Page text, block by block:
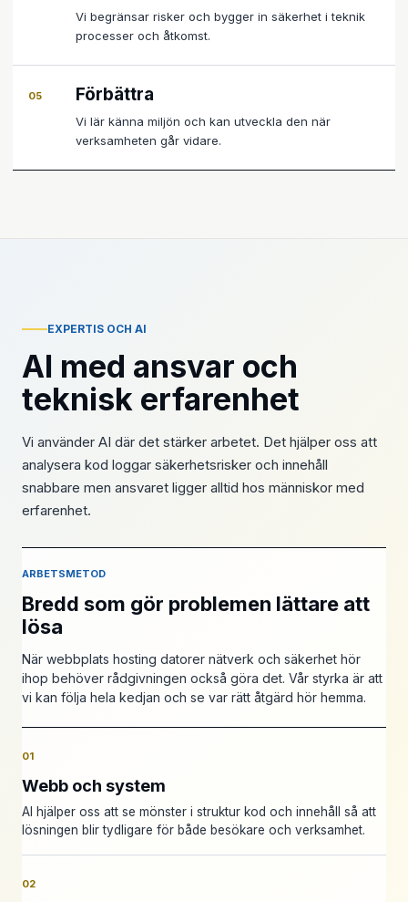
Vi begränsar risker och bygger in säkerhet i teknik
processer och åtkomst.
05 Förbättra
Vi lär känna miljön och kan utveckla den när
verksamheten går vidare.
EXPERTIS OCH AI
AI med ansvar och
teknisk erfarenhet
Vi använder AI där det stärker arbetet. Det hjälper oss att
analysera kod loggar säkerhetsrisker och innehåll
snabbare men ansvaret ligger alltid hos människor med
erfarenhet.
ARBETSMETOD
Bredd som gör problemen lättare att
lösa
När webbplats hosting datorer nätverk och säkerhet hör
ihop behöver rådgivningen också göra det. Vår styrka är att
vi kan följa hela kedjan och se var rätt åtgärd hör hemma.
01
Webb och system
AI hjälper oss att se mönster i struktur kod och innehåll så att
lösningen blir tydligare för både besökare och verksamhet.
02